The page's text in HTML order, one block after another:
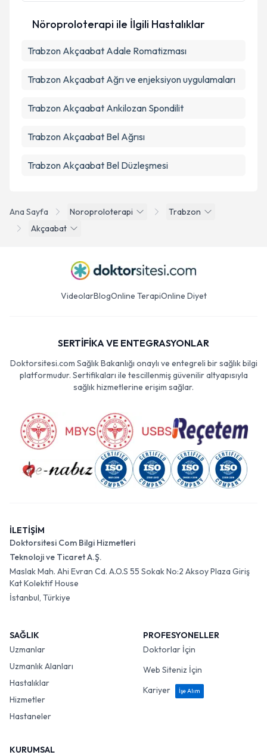
Takvim Talebini Gönder
Ana Sayfa Noroproloterapi
Trabzon
Akçaabat
Nöroproloterapi ile İlgili Hastalıklar
Trabzon Akçaabat Adale Romatizması
Trabzon Akçaabat Ağrı ve enjeksiyon uygulamaları
Trabzon Akçaabat Ankilozan Spondilit
Trabzon Akçaabat Bel Ağrısı
Trabzon Akçaabat Bel Düzleşmesi
VideolarBlogOnline TerapiOnline Diyet
SERTİFİKA VE ENTEGRASYONLAR
Doktorsitesi.com Sağlık Bakanlığı onaylı ve entegreli bir sağlık bilgi
platformudur. Sertifikaları ile tescillenmiş güvenilir altyapısıyla
sağlık hizmetlerine erişim sağlar.
İLETİŞİM
Doktorsitesi Com Bilgi Hizmetleri
Teknoloji ve Ticaret A.Ş.
Maslak Mah. Ahi Evran Cd. A.O.S 55 Sokak No:2 Aksoy Plaza Giriş
Kat Kolektif House
İstanbul, Türkiye
SAĞLIK
Uzmanlar
Uzmanlık Alanları
Hastalıklar
Hizmetler
Hastaneler
PROFESYONELLER
Doktorlar İçin
Web Siteniz İçin
Kariyer
İşe Alım
KURUMSAL